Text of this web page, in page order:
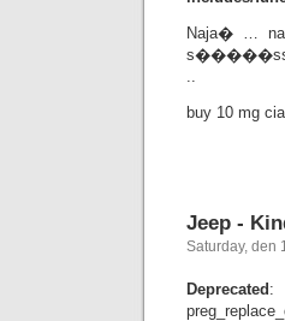
Naja� …
s�����sss
..
buy 10 mg
Jeep -
Saturday, den
Deprecated :